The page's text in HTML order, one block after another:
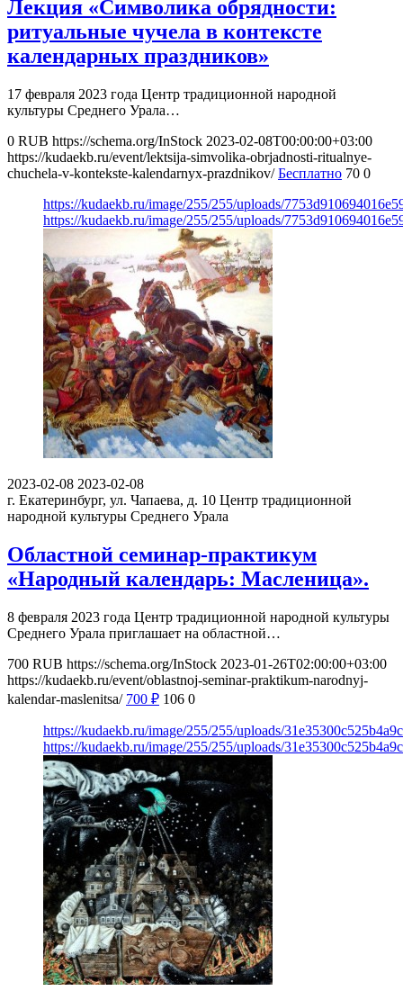
Лекция «Символика обрядности:
ритуальные чучела в контексте
календарных праздников»
17 февраля 2023 года Центр традиционной народной
культуры Среднего Урала…
0 RUB https://schema.org/InStock 2023-02-08T00:00:00+03:00
https://kudaekb.ru/event/lektsija-simvolika-obrjadnosti-ritualnye-
chuchela-v-kontekste-kalendarnyx-prazdnikov/ Бесплатно 70 0
https://kudaekb.ru/image/255/255/uploads/
https://kudaekb.ru/image/255/255/uploads/
2023-02-08 2023-02-08
г. Екатеринбург, ул. Чапаева, д. 10 Центр традиционной
народной культуры Среднего Урала
Областной семинар-практикум
«Народный календарь: Масленица».
8 февраля 2023 года Центр традиционной народной культуры
Среднего Урала приглашает на областной…
700 RUB https://schema.org/InStock 2023-01-26T02:00:00+03:00
https://kudaekb.ru/event/oblastnoj-seminar-praktikum-narodnyj-
kalendar-maslenitsa/ 700 ₽ 106 0
https://kudaekb.ru/image/255/255/uploads/
https://kudaekb.ru/image/255/255/uploads/